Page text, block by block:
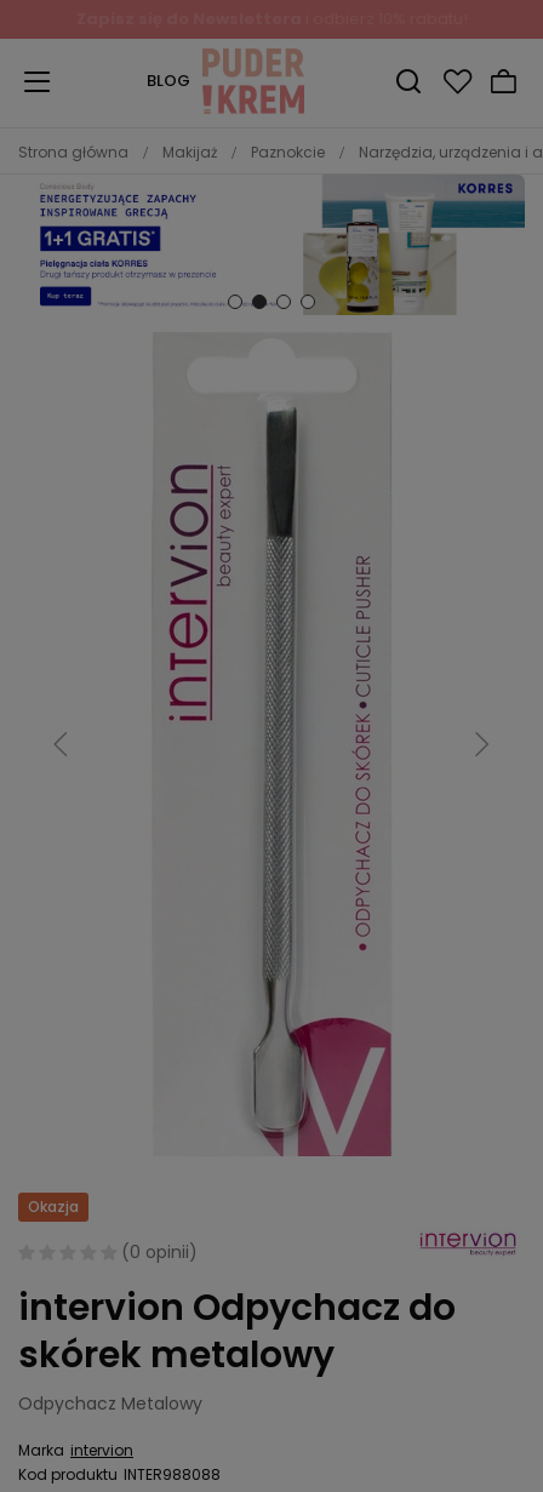
BLOG
Strona główna Makijaż Paznokcie Narzędzia, urządzenia i
Okazja
(0 opinii)
intervion Odpychacz do
skórek metalowy
Odpychacz Metalowy
Marka intervion
Kod produktu INTER988088